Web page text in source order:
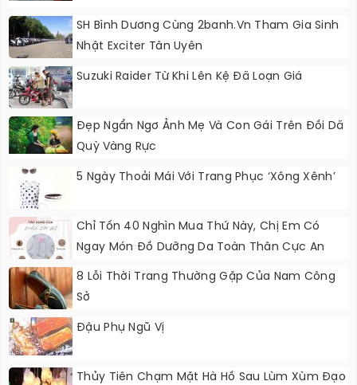
SH Bình Dương Cùng 2banh.vn Tham Gia Sinh
Nhật Exciter Tân Uyên
Suzuki Raider Từ Khi Lên Kệ Đã Loạn Giá
Đẹp Ngẩn Ngơ Ảnh Mẹ Và Con Gái Trên Đồi Dã
Quỳ Vàng Rực
5 Ngày Thoải Mái Với Trang Phục ‘xông Xênh’
Chỉ Tốn 40 Nghìn Mua Thứ Này, Chị Em Có
Ngay Món Đồ Dưỡng Da Toàn Thân Cực An
Toàn, Hiệu Quả
8 Lỗi Thời Trang Thường Gặp Của Nam Công
Sở
Đậu Phụ Ngũ Vị
Thủy Tiên Chạm Mặt Hà Hồ Sau Lùm Xùm Đạo